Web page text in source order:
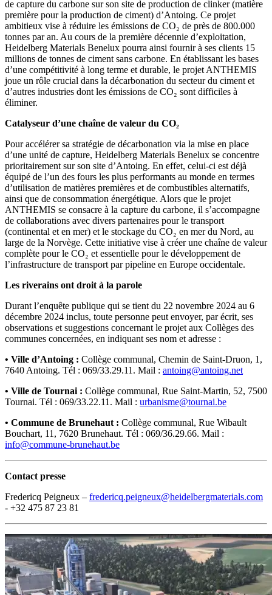
de capture du carbone sur son site de production de clinker (matière
première pour la production de ciment) d’Antoing. Ce projet
ambitieux vise à réduire les émissions de CO₂ de près de 800.000
tonnes par an. Au cours de la première décennie d’exploitation,
Heidelberg Materials Benelux pourra ainsi fournir à ses clients 15
millions de tonnes de ciment sans carbone. En établissant les bases
d’une compétitivité à long terme et durable, le projet ANTHEMIS
joue un rôle crucial dans la décarbonation du secteur du ciment et
d’autres industries dont les émissions de CO₂ sont difficiles à
éliminer.
Catalyseur d’une chaîne de valeur du CO₂
Pour accélérer sa stratégie de décarbonation via la mise en place
d’une unité de capture, Heidelberg Materials Benelux se concentre
prioritairement sur son site d’Antoing. En effet, celui-ci est déjà
équipé de l’un des fours les plus performants au monde en termes
d’utilisation de matières premières et de combustibles alternatifs,
ainsi que de consommation énergétique. Alors que le projet
ANTHEMIS se consacre à la capture du carbone, il s’accompagne
de collaborations avec divers partenaires pour le transport
(continental et en mer) et le stockage du CO₂ en mer du Nord, au
large de la Norvège. Cette initiative vise à créer une chaîne de valeur
complète pour le CO₂ et essentielle pour le développement de
l’infrastructure de transport par pipeline en Europe occidentale.
Les riverains ont droit à la parole
Durant l’enquête publique qui se tient du 22 novembre 2024 au 6
décembre 2024 inclus, toute personne peut envoyer, par écrit, ses
observations et suggestions concernant le projet aux Collèges des
communes concernées, en indiquant ses nom et adresse :
• Ville d’Antoing : Collège communal, Chemin de Saint-Druon, 1,
7640 Antoing. Tél : 069/33.29.11. Mail : antoing@antoing.net
• Ville de Tournai : Collège communal, Rue Saint-Martin, 52, 7500
Tournai. Tél : 069/33.22.11. Mail : urbanisme@tournai.be
• Commune de Brunehaut : Collège communal, Rue Wibault
Bouchart, 11, 7620 Brunehaut. Tél : 069/36.29.66. Mail :
info@commune-brunehaut.be
Contact presse
Fredericq Peigneux – fredericq.peigneux@heidelbergmaterials.com
- +32 475 87 23 81